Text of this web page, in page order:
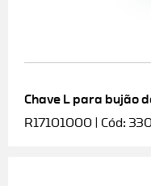
Chave L para bujão
R17101000 | Cód: